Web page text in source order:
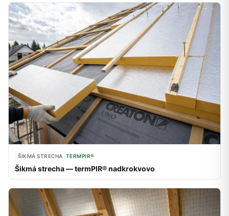
ŠIKMÁ STRECHA TERMPIR®
Šikmá strecha — termPIR® nadkrokvovo